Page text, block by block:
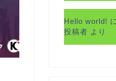
Hello world! に
投稿者 より